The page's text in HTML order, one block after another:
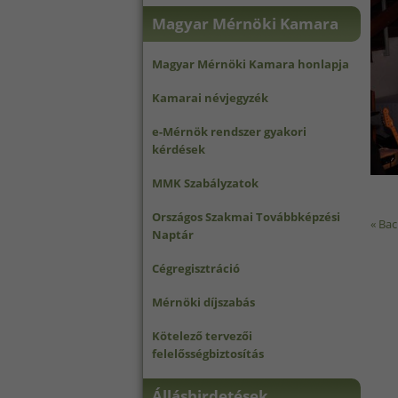
«
Magyar Mérnöki Kamara
Magyar Mérnöki Kamara honlapja
Kamarai névjegyzék
e-Mérnök rendszer gyakori
kérdések
MMK Szabályzatok
Országos Szakmai Továbbképzési
Naptár
Cégregisztráció
Mérnöki díjszabás
Kötelező tervezői
felelősségbiztosítás